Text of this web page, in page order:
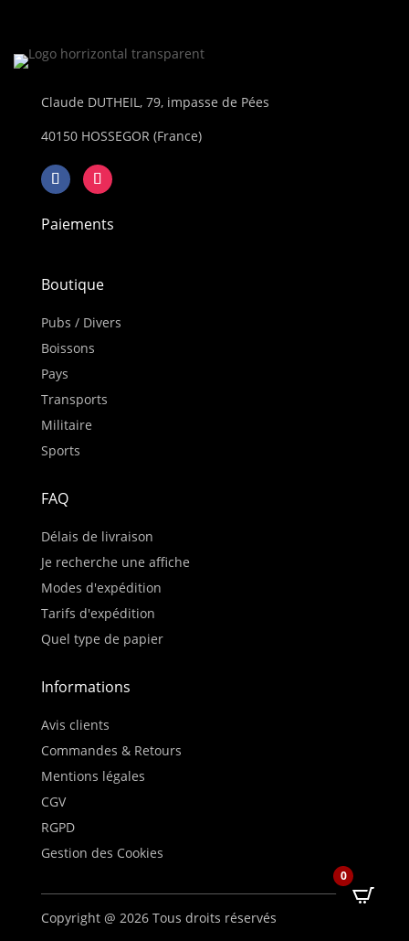
Claude DUTHEIL, 79, impasse de Pées
40150 HOSSEGOR (France)
Paiements
Boutique
Pubs / Divers
Boissons
Pays
Transports
Militaire
Sports
FAQ
Délais de livraison
Je recherche une affiche
Modes d'expédition
Tarifs d'expédition
Quel type de papier
Informations
Avis clients
Commandes & Retours
Mentions légales
CGV
RGPD
Gestion des Cookies
Copyright @ 2026 Tous droits réservés
0